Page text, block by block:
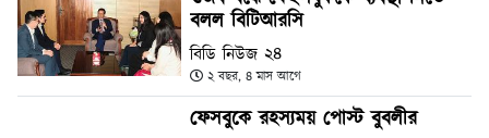
বলল বিটিআরসি
বিডি নিউজ ২৪
২ বছর, ৪ মাস আগে
ফেসবুকে রহস্যময় পোস্ট বুবলীর